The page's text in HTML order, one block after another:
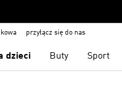
przyłącz się do nas
dzieci Buty Sport